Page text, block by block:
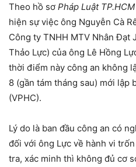
Theo hồ sơ Pháp Luật TP.HCM
hiện sự việc ông Nguyễn Cà
Công ty TNHH MTV Nhân Đạt
Thảo Lực) của ông Lê Hồng
thời điểm này công an không
8 (gần tám tháng sau) mới lập
(VPHC).
Lý do là ban đầu công an có
đối với ông Lực về hành vi
tra, xác minh thì không đủ cơ